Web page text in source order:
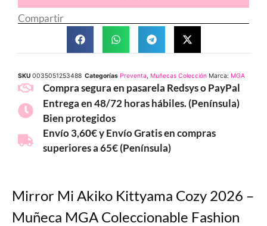
Compartir
SKU 0035051253488 Categorías Preventa Muñecas Colección Marca: MGA
Compra segura en pasarela Redsys o PayPal
Entrega en 48/72 horas hábiles. (Península)
Bien protegidos
Envío 3,60€ y Envío Gratis en compras
superiores a 65€ (Península)
Mirror Mi Akiko Kittyama Cozy 2026 –
Muñeca MGA Coleccionable Fashion